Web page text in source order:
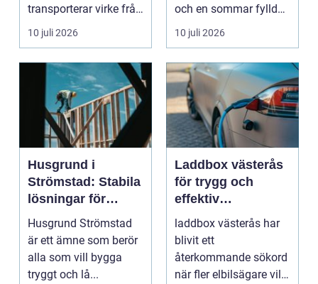
transporterar virke från
avverkningsplatsen till
10 juli 2026
och en sommar fylld
av ofrivilli...
10 juli 2026
Husgrund i
Strömstad: Stabila
lösningar för
boende vid kusten
Husgrund Strömstad
är ett ämne som berör
alla som vill bygga
tryggt och lå...
Laddbox västerås
för trygg och
effektiv
hemmaladdning
laddbox västerås har
blivit ett
återkommande sökord
när fler elbilsägare vill